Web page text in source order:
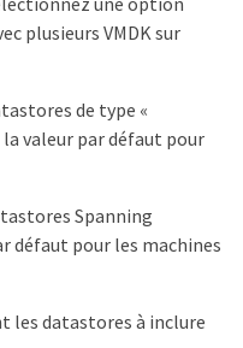
plusieurs VMDK sur
de type «
valeur par défaut pour
Spanning
défaut pour les machines
les datastores à inclure